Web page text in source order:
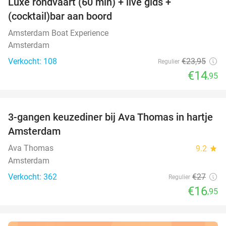
(cocktail)bar aan boord
Amsterdam Boat Experience
Amsterdam
Verkocht: 108
Regulier €23,95
€14,95
37%
3-gangen keuzediner bij Ava Thomas in hartje
Amsterdam
Ava Thomas 9.2 star
Amsterdam
Verkocht: 362
Regulier €27
€16,95